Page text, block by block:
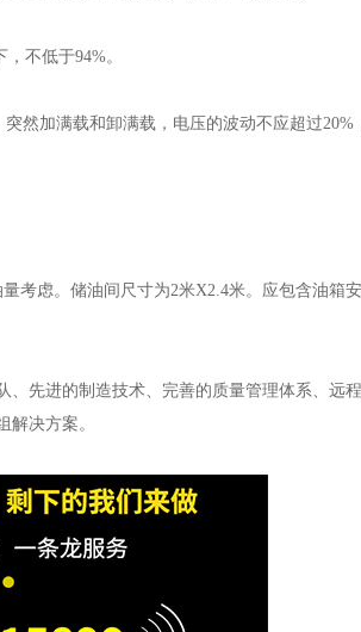
不低于94%。
加满载和卸满载，电压的波动不应超过20%
虑。储油间尺寸为2米X2.4米。应包含油箱
进的制造技术、完善的质量管理体系、远程
决方案。